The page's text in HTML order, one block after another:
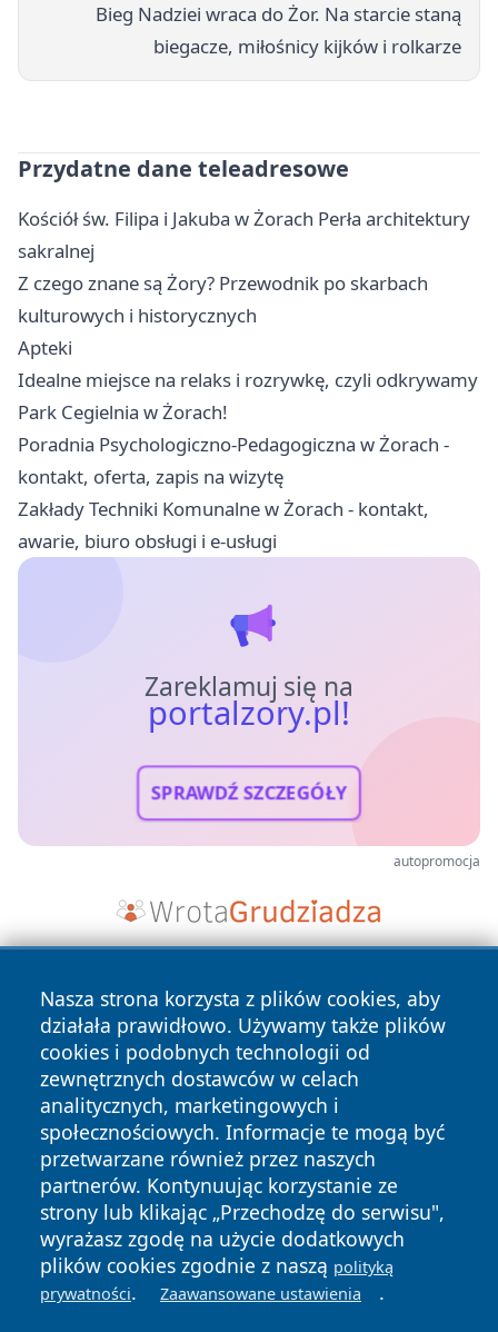
Bieg Nadziei wraca do Żor. Na starcie staną
biegacze, miłośnicy kijków i rolkarze
Przydatne dane teleadresowe
Kościół św. Filipa i Jakuba w Żorach Perła architektury
sakralnej
Z czego znane są Żory? Przewodnik po skarbach
kulturowych i historycznych
Apteki
Idealne miejsce na relaks i rozrywkę, czyli odkrywamy
Park Cegielnia w Żorach!
Poradnia Psychologiczno-Pedagogiczna w Żorach -
kontakt, oferta, zapis na wizytę
Zakłady Techniki Komunalne w Żorach - kontakt,
awarie, biuro obsługi i e-usługi
Zareklamuj się na
portalzory.pl!
SPRAWDŹ SZCZEGÓŁY
autopromocja
Nasza strona korzysta z plików cookies, aby
działała prawidłowo. Używamy także plików
cookies i podobnych technologii od
zewnętrznych dostawców w celach
analitycznych, marketingowych i
społecznościowych. Informacje te mogą być
przetwarzane również przez naszych
partnerów. Kontynuując korzystanie ze
strony lub klikając „Przechodzę do serwisu",
wyrażasz zgodę na użycie dodatkowych
plików cookies zgodnie z naszą polityką
prywatności. Zaawansowane ustawienia .
Copyright © 2026 portalzory.pl Wszystkie prawa zastrzeżone.
News Autorzy
Polityka
Prywatności
Polityka
Cookies